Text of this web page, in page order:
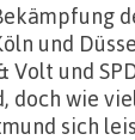
und
Volt und
doch wie
sich